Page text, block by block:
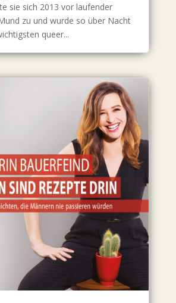
sie sich 2013 vor laufender
zu und wurde so über Nacht
queer...